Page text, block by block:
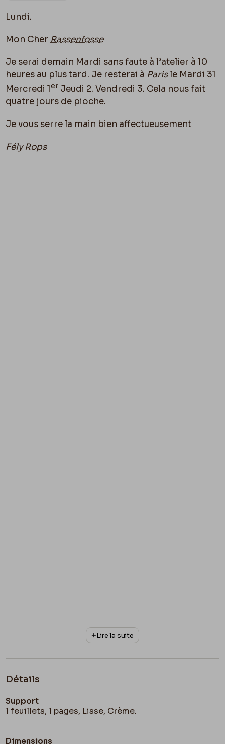
Belgique, Cabinet des Manuscrits
30 Mai 1892
Lundi.
Mon Cher Rassenfosse
Je serai demain Mardi sans faute à l’atelier à 10
heures au plus tard. Je resterai à Parisle Mardi 31
Mercredi 1er Jeudi 2. Vendredi 3. Cela nous fait
quatre jours de pioche.
Je vous serre la main bien affectueusement
Fély Rops
Lire la suite
Détails
Support
1 feuillets, 1 pages, Lisse, Crème.
Dimensions